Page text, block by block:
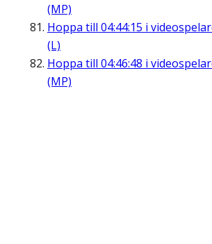
(MP)
Hoppa till 04:44:15 i
(L)
Hoppa till 04:46:48 i
(MP)